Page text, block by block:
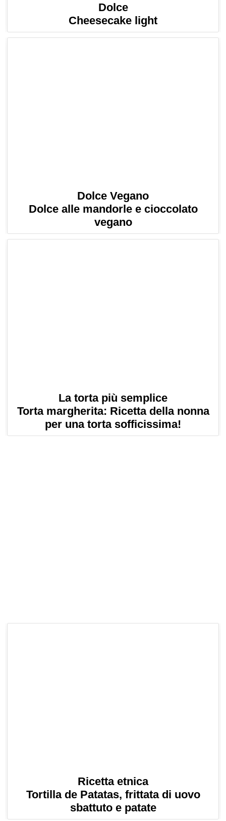
Dolce
Cheesecake light
Dolce Vegano
Dolce alle mandorle e cioccolato
vegano
La torta più semplice
Torta margherita: Ricetta della nonna
per una torta sofficissima!
Ricetta etnica
Tortilla de Patatas, frittata di uovo
sbattuto e patate